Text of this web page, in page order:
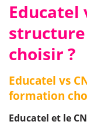
Educatel
choisir ?
Educatel vs
formation
Educatel et le